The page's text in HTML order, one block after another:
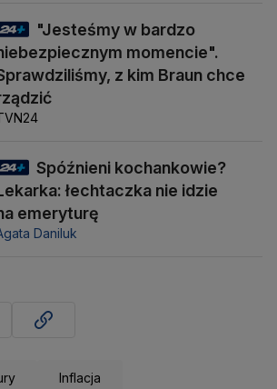
"Jesteśmy w bardzo
momencie".
z kim Braun chce
Spóźnieni kochankowie?
łechtaczka nie idzie
emeryturę
Daniluk
Inflacja